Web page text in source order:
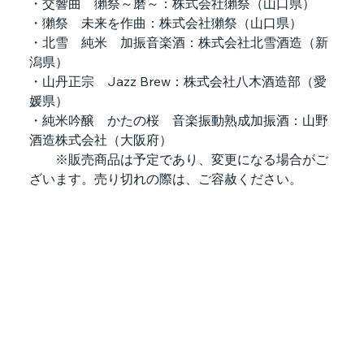
・獺祭　未来を作曲：株式会社獺祭（山口県）
・北雪　純米　加振音楽酒：株式会社北雪酒造（新
潟県）
・山丹正宗　Jazz Brew：株式会社八木酒造部（愛
媛県）
・純米吟醸　かたの桜　音楽振動熟成加振酒：山野
酒造株式会社（大阪府）
※販売商品は予定であり、変更になる場合がご
ざいます。売り切れの際は、ご容赦ください。